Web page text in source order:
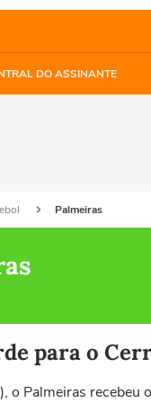
DO ASSINANTE
Palmeiras
para o
o Palmeiras